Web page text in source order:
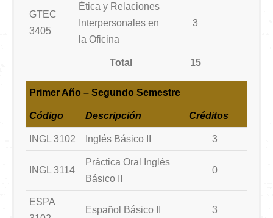
GTEC
3405
Ética y Relaciones
Interpersonales en
la Oficina
3
Total 15
Primer Año – Segundo Semestre
Código Descripción Créditos
INGL 3102 Inglés Básico II 3
INGL 3114
Práctica Oral Inglés
Básico II
0
ESPA
Español Básico II 3